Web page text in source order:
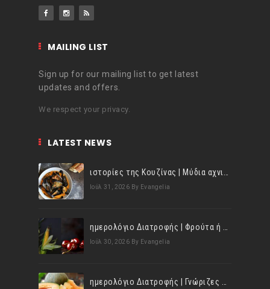
MAILING LIST
Sign up for our mailing list to get latest
updates and offers.
We respect your privacy.
LATEST NEWS
ιστορίες της Κουζίνας | Μύδια αχνιστά σβησμένα με λευκό κρασί!
Ιούλ 31, 2026 By Evangelia
ημερολόγιο Διατροφής | Φρούτα ή λαχανικά; Γνωρίζεις τη διαφορά;
Ιούλ 30, 2026 By Evangelia
ημερολόγιο Διατροφής | Γνώριζες ότι, το πεπόνι περιέχει πολλές βιταμίνες;